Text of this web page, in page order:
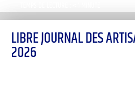
LIBRE JOURNAL DES
2026